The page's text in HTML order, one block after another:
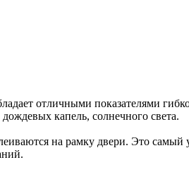
отличными показателями
капель, солнечного света.
на рамку двери. Это